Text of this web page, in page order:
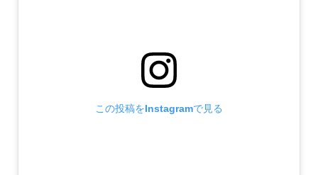
この投稿をInstagramで見る